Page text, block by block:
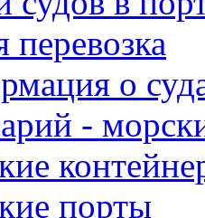
перевозка
о
-
порты